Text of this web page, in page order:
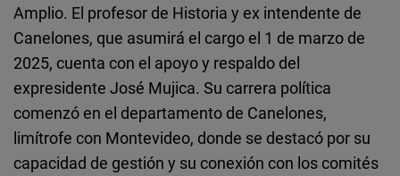
Amplio. El profesor de Historia y ex intendente de
Canelones, que asumirá el cargo el 1 de marzo de
2025, cuenta con el apoyo y respaldo del
expresidente José Mujica. Su carrera política
comenzó en el departamento de Canelones,
limítrofe con Montevideo, donde se destacó por su
capacidad de gestión y su conexión con los comités